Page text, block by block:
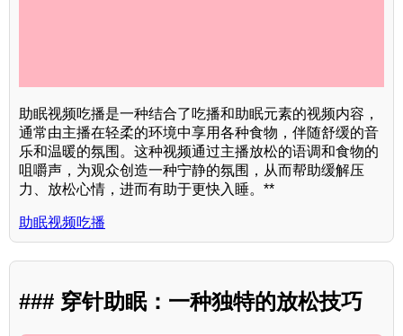
助眠视频吃播是一种结合了吃播和助眠元素的视频内容，
通常由主播在轻柔的环境中享用各种食物，伴随舒缓的音
乐和温暖的氛围。这种视频通过主播放松的语调和食物的
咀嚼声，为观众创造一种宁静的氛围，从而帮助缓解压
力、放松心情，进而有助于更快入睡。**
助眠视频吃播
### 穿针助眠：一种独特的放松技巧